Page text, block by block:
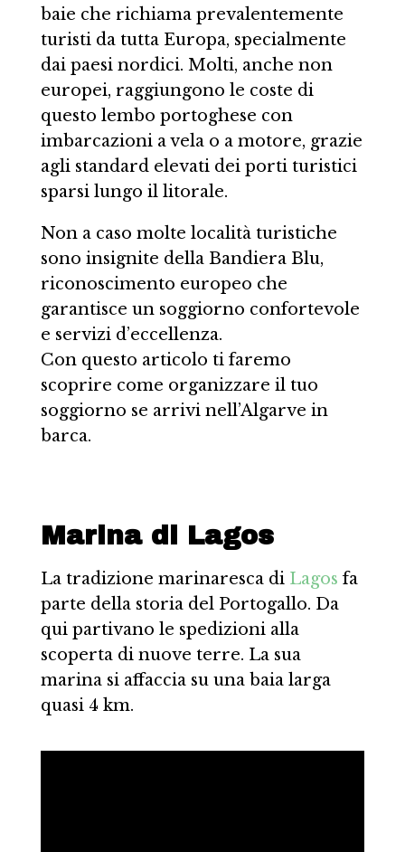
baie che richiama prevalentemente
turisti da tutta Europa, specialmente
dai paesi nordici. Molti, anche non
europei, raggiungono le coste di
questo lembo portoghese con
imbarcazioni a vela o a motore, grazie
agli standard elevati dei porti turistici
sparsi lungo il litorale.
Non a caso molte località turistiche
sono insignite della Bandiera Blu,
riconoscimento europeo che
garantisce un soggiorno confortevole
e servizi d’eccellenza.
Con questo articolo ti faremo
scoprire come organizzare il tuo
soggiorno se arrivi nell’Algarve in
barca.
Marina di Lagos
La tradizione marinaresca di Lagos fa
parte della storia del Portogallo. Da
qui partivano le spedizioni alla
scoperta di nuove terre. La sua
marina si affaccia su una baia larga
quasi 4 km.